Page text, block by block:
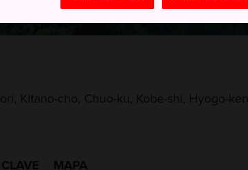
Kitano-cho, Chuo-ku, Kobe-shi, Hyogo-ken
MAPA